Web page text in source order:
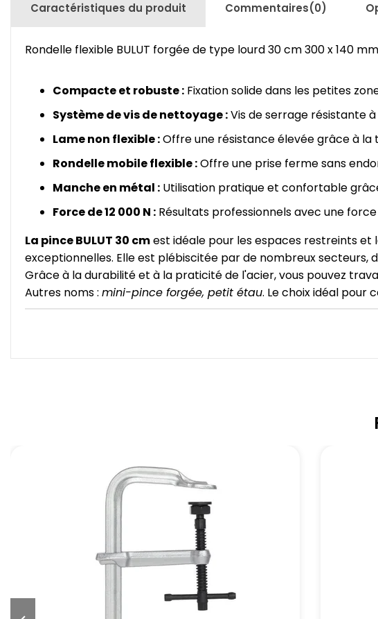
Caractéristiques du produit Commentaires(0)
Rondelle flexible BULUT forgée de type lourd 30 cm 300 x 140 mm
Compacte et robuste : Fixation solide dans les petites
Système de vis de nettoyage :Vis de serrage résistante
Lame non flexible :Offre une résistance élevée grâce à la
Rondelle mobile flexible :Offre une prise ferme sans
Manche en métal : Utilisation pratique et confortable
Force de 12 000 N : Résultats professionnels avec une
La pince BULUT 30 cmest idéale pour les espaces restreints
exceptionnelles. Elle est plébiscitée par de nombreux secteurs,
Grâce à la durabilité et à la praticité de l'acier, vous pouvez
Autres noms : mini-pince forgée, petit étau. Le choix idéal pour